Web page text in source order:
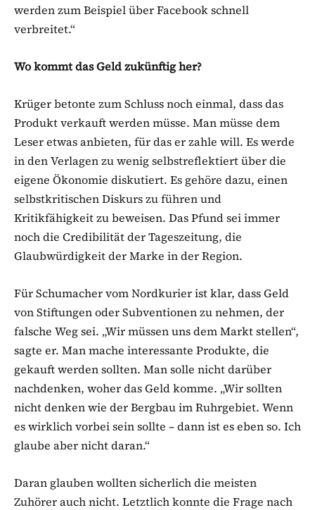
werden zum Beispiel über Facebook schnell
verbreitet.“
Wo kommt das Geld zukünftig her?
Krüger betonte zum Schluss noch einmal, dass das
Produkt verkauft werden müsse. Man müsse dem
Leser etwas anbieten, für das er zahle will. Es werde
in den Verlagen zu wenig selbstreflektiert über die
eigene Ökonomie diskutiert. Es gehöre dazu, einen
selbstkritischen Diskurs zu führen und
Kritikfähigkeit zu beweisen. Das Pfund sei immer
noch die Credibilität der Tageszeitung, die
Glaubwürdigkeit der Marke in der Region.
Für Schumacher vom Nordkurier ist klar, dass Geld
von Stiftungen oder Subventionen zu nehmen, der
falsche Weg sei. „Wir müssen uns dem Markt stellen“,
sagte er. Man mache interessante Produkte, die
gekauft werden sollten. Man solle nicht darüber
nachdenken, woher das Geld komme. „Wir sollten
nicht denken wie der Bergbau im Ruhrgebiet. Wenn
es wirklich vorbei sein sollte – dann ist es eben so. Ich
glaube aber nicht daran.“
Daran glauben wollten sicherlich die meisten
Zuhörer auch nicht. Letztlich konnte die Frage nach